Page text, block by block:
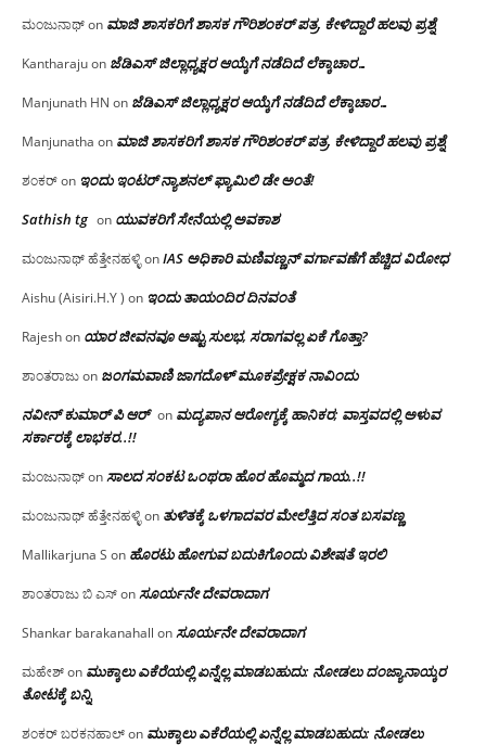
ಮಂಜುನಾಥ್on ಮಾಜಿ ಶಾಸಕರಿಗೆ ಶಾಸಕ ಗೌರಿಶಂಕರ್ ಪತ್ರ, ಕೇಳಿದ್ದಾರೆ ಹಲವು ಪ್ರಶ್ನೆ
Kantharajuon ಜೆಡಿಎಸ್ ಜಿಲ್ಲಾಧ್ಯಕ್ಷರ ಆಯ್ಕೆಗೆ ನಡೆದಿದೆ ಲೆಕ್ಕಾಚಾರ…
Manjunath HN on ಜೆಡಿಎಸ್ ಜಿಲ್ಲಾಧ್ಯಕ್ಷರ ಆಯ್ಕೆಗೆ ನಡೆದಿದೆ ಲೆಕ್ಕಾಚಾರ…
Manjunatha on ಮಾಜಿ ಶಾಸಕರಿಗೆ ಶಾಸಕ ಗೌರಿಶಂಕರ್ ಪತ್ರ, ಕೇಳಿದ್ದಾರೆ ಹಲವು ಪ್ರಶ್ನೆ
ಶಂಕರ್on ಇಂದು ಇಂಟರ್ ನ್ಯಾಶನಲ್ ಫ್ಯಾಮಿಲಿ ಡೇ ಅಂತೆ!
Sathish tg on ಯುವಕರಿಗೆ ಸೇನೆಯಲ್ಲಿ ಅವಕಾಶ
ಮಂಜುನಾಥ್ ಹೆತ್ತೇನಹಳ್ಳಿonIAS ಅಧಿಕಾರಿ ಮಣಿವಣ್ಣನ್ ವರ್ಗಾವಣೆಗೆ ಹೆಚ್ಚಿದ‌ ವಿರೋಧ
Aishu (Aisiri.H.Y ) on ಇಂದು ತಾಯಂದಿರ ದಿನವಂತೆ
Rajeshon ಯಾರ ಜೀವನವೂ ಅಷ್ಟು ಸುಲಭ, ಸರಾಗವಲ್ಲ ಏಕೆ ಗೊತ್ತಾ?
ಶಾಂತರಾಜುon ಜಂಗಮವಾಣಿ ಜಾಗದೊಳ್ ಮೂಕಪ್ರೇಕ್ಷಕ ನಾವಿಂದು
ನವೀನ್ ಕುಮಾರ್ ಪಿ ಆರ್ on ಮದ್ಯಪಾನ ಆರೋಗ್ಯಕ್ಕೆ ಹಾನಿಕರ; ವಾಸ್ತವದಲ್ಲಿ ಅಳುವ
ಸರ್ಕಾರಕ್ಕೆ ಲಾಭಕರ..!!
ಮಂಜುನಾಥ್onಸಾಲದ ಸಂಕಟ ಒಂಥರಾ ಹೊರ ಹೊಮ್ಮದ ಗಾಯ..!!
ಮಂಜುನಾಥ್ ಹೆತ್ತೇನಹಳ್ಳಿon ತುಳಿತಕ್ಕೆ ಒಳಗಾದವರ ಮೇಲೆತ್ತಿದ ಸಂತ ಬಸವಣ್ಣ
Mallikarjuna S on ಹೊರಟು ಹೋಗುವ ಬದುಕಿಗೊಂದು ವಿಶೇಷತೆ ಇರಲಿ
ಶಾಂತರಾಜು ಬಿ ಎಸ್onಸೂರ್ಯನೇ ದೇವರಾದಾಗ
Shankar barakanahall onಸೂರ್ಯನೇ ದೇವರಾದಾಗ
ಮಹೇಶ್on ಮುಕ್ಕಾಲು ಎಕೆರೆಯಲ್ಲಿ ಏನ್ನೆಲ್ಲ‌ ಮಾಡಬಹುದು: ನೋಡಲು ದಂಜ್ಯಾನಾಯ್ಕರ
ತೋಟಕ್ಕೆ ಬನ್ನಿ
ಶಂಕರ್ ಬರಕನಹಾಲ್on ಮುಕ್ಕಾಲು ಎಕೆರೆಯಲ್ಲಿ ಏನ್ನೆಲ್ಲ‌ ಮಾಡಬಹುದು: ನೋಡಲು